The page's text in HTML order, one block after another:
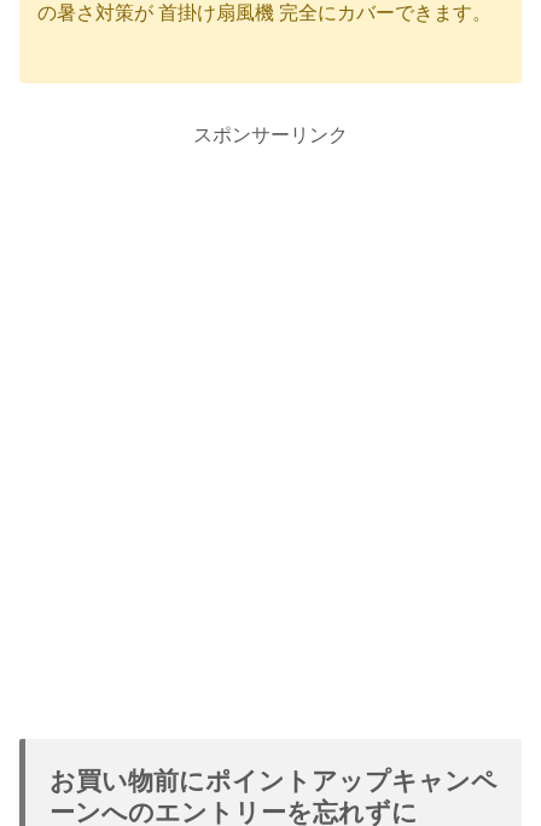
の暑さ対策が 首掛け扇風機 完全にカバーできます。
スポンサーリンク
お買い物前にポイントアップキャンペ
ーンへのエントリーを忘れずに